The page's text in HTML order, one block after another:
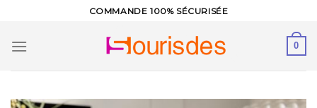
content
COMMANDE 100% SÉCURISÉE
0